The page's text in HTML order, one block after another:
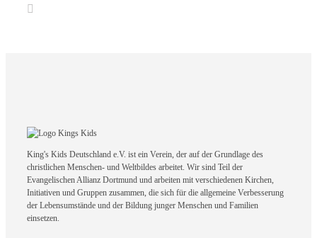
King's Kids Deutschland e.V. ist ein Verein, der auf der Grundlage des
christlichen Menschen- und Weltbildes arbeitet. Wir sind Teil der
Evangelischen Allianz Dortmund und arbeiten mit verschiedenen Kirchen,
Initiativen und Gruppen zusammen, die sich für die allgemeine Verbesserung
der Lebensumstände und der Bildung junger Menschen und Familien
einsetzen.